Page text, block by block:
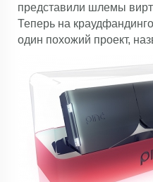
представили шлемы
Теперь на
один похожий проект,